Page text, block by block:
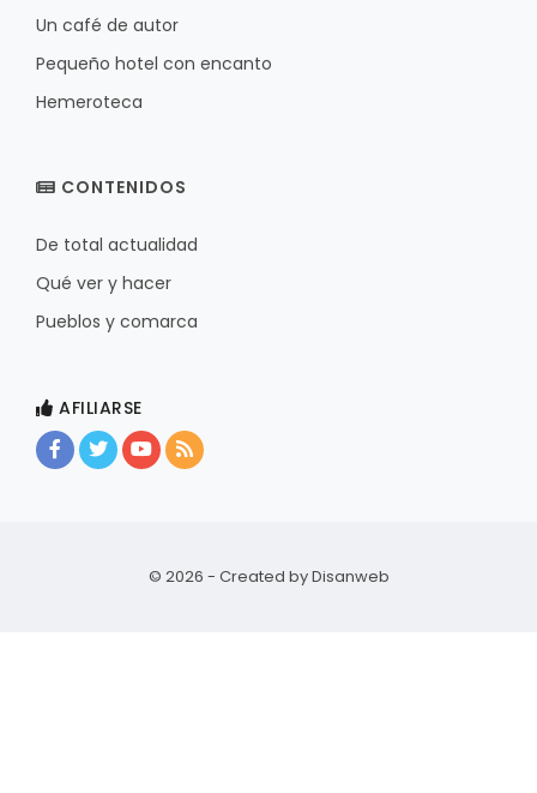
Un café de autor
Pequeño hotel con encanto
Hemeroteca
CONTENIDOS
De total actualidad
Qué ver y hacer
Pueblos y comarca
AFILIARSE
© 2026 - Created byDisanweb